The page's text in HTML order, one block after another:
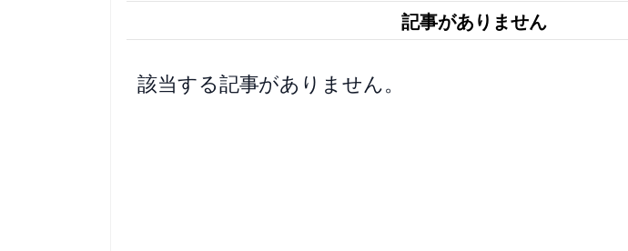
記事がありません
該当する記事がありません。